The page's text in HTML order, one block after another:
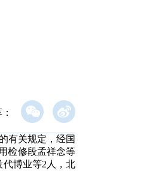
有关规定，经国
检修段孟祥念等
博业等2人，北